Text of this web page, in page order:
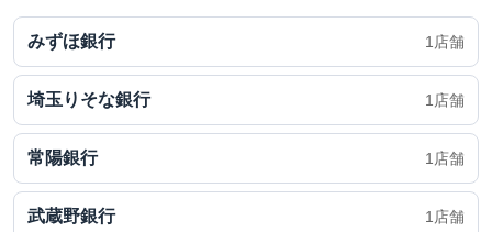
みずほ銀行 1店舗
埼玉りそな銀行 1店舗
常陽銀行 1店舗
武蔵野銀行 1店舗